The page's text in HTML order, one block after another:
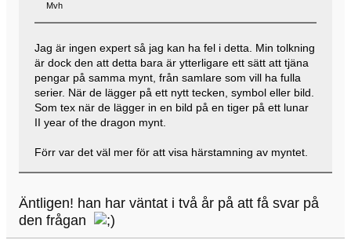
Mvh
Jag är ingen expert så jag kan ha fel i detta. Min tolkning
är dock den att detta bara är ytterligare ett sätt att tjäna
pengar på samma mynt, från samlare som vill ha fulla
serier. När de lägger på ett nytt tecken, symbol eller bild.
Som tex när de lägger in en bild på en tiger på ett lunar
II year of the dragon mynt.
Förr var det väl mer för att visa härstamning av myntet.
Äntligen! han har väntat i två år på att få svar på
den frågan